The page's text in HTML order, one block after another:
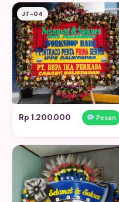
JT-04
Rp 1.200.000 Pesan